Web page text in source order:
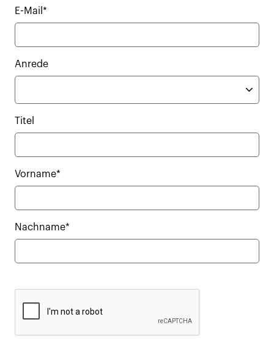
E-Mail*
Anrede
Titel
Vorname*
Nachname*